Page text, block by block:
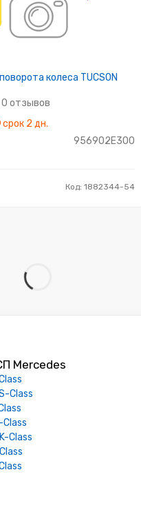
колеса TUCSON
0 отзывов
срок 2 дн.
956902E300
Код: 1882344-54
Mercedes
Class
Class
Class